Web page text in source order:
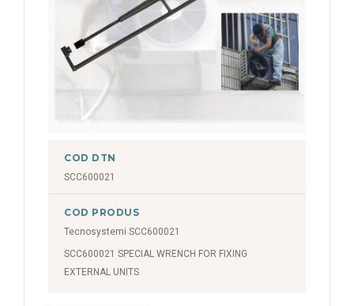
COD DTN
SCC600021
COD PRODUS
Tecnosystemi SCC600021
SCC600021 SPECIAL WRENCH FOR FIXING
EXTERNAL UNITS